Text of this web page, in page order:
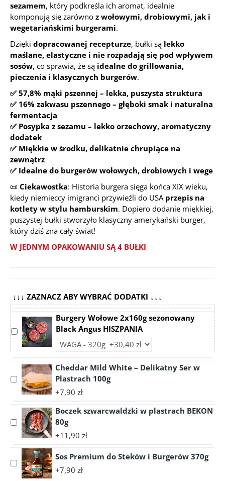
sezamem, który podkreśla ich aromat, idealnie
komponują się zarówno z wołowymi, drobiowymi, jak i
wegetariańskimi burgerami.
Dzięki dopracowanej recepturze, bułki są lekko
maślane, elastyczne i nie rozpadają się pod wpływem
sosów, co sprawia, że są idealne do grillowania,
pieczenia i klasycznych burgerów.
✅ 57,8% mąki pszennej – lekka, puszysta struktura
✅ 16% zakwasu pszennego – głęboki smak i naturalna
fermentacja
✅ Posypka z sezamu – lekko orzechowy, aromatyczny
dodatek
✅ Miękkie w środku, delikatnie chrupiące na
zewnątrz
✅ Idealne do burgerów wołowych, drobiowych i wege
📜 Ciekawostka: Historia burgera sięga końca XIX wieku,
kiedy niemieccy imigranci przywieźli do USA przepis na
kotlety w stylu hamburskim. Dopiero dodanie miękkiej,
puszystej bułki stworzyło klasyczny amerykański burger,
który dziś zna cały świat!
W JEDNYM OPAKOWANIU SĄ 4 BUŁKI
↓↓↓ ZAZNACZ ABY WYBRAĆ DODATKI ↓↓↓
Select
accessory
Wołowe
2x160g
sezonowany
Black
Angus
HISZPANIA
Burgery Wołowe 2x160g sezonowany
Black Angus HISZPANIA
Choose
variant
Burgery
Wołowe
2x160g
sezonowany
Black
Angus
HISZPANIA
Select
accessory
Mild
White
Ser
w
Plastrach
Cheddar Mild White – Delikatny Ser w
Plastrach 100g
+7,90 zł
Select
accessory
szwarcwaldzki
w
plastrach
Boczek szwarcwaldzki w plastrach BEKON
80g
+11,90 zł
Select
accessory
Sos Premium do Steków i Burgerów 370g
+7,90 zł